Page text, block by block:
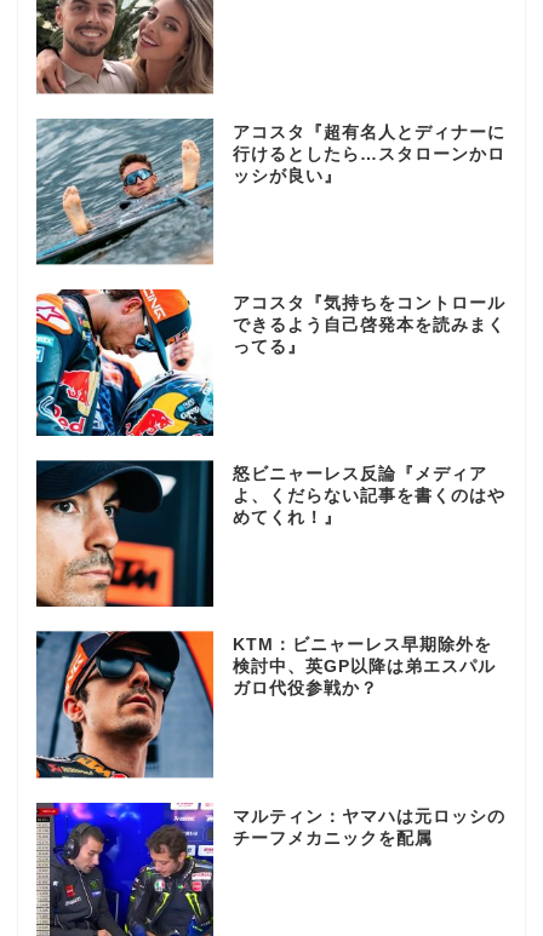
アコスタ『超有名人とディナーに
行けるとしたら…スタローンかロ
ッシが良い』
アコスタ『気持ちをコントロール
できるよう自己啓発本を読みまく
ってる』
怒ビニャーレス反論『メディア
よ、くだらない記事を書くのはや
めてくれ！』
KTM：ビニャーレス早期除外を
検討中、英GP以降は弟エスパル
ガロ代役参戦か？
マルティン：ヤマハは元ロッシの
チーフメカニックを配属